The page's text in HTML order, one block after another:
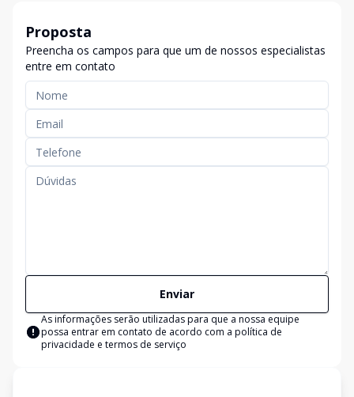
Proposta
Preencha os campos para que um de nossos especialistas
entre em contato
Enviar
As informações serão utilizadas para que a nossa equipe
possa entrar em contato de acordo com a política de
privacidade e termos de serviço